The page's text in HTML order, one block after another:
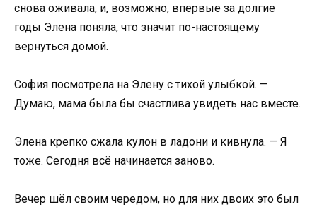
снова оживала, и, возможно, впервые за долгие
годы Элена поняла, что значит по-настоящему
вернуться домой.
София посмотрела на Элену с тихой улыбкой. —
Думаю, мама была бы счастлива увидеть нас вместе.
Элена крепко сжала кулон в ладони и кивнула. — Я
тоже. Сегодня всё начинается заново.
Вечер шёл своим чередом, но для них двоих это был